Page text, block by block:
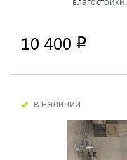
10 400 p
в наличии